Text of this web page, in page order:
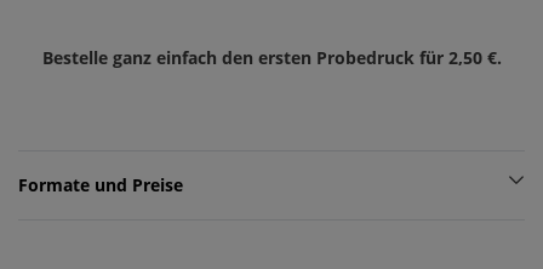
Bestelle ganz einfach den ersten Probedruck für 2,50 €.
Formate und Preise